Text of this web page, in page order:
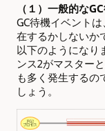
（１）一般的な
GC待機イベント
在するかしないか
以下のようになり
ンス2がマスター
も多く発生するの
しょう。